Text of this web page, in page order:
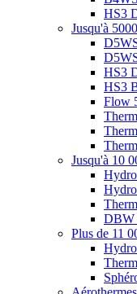
HS3
Jusqu'à
HS3
HS3
Flow
Jusqu'à 10
DBW
Plus de 11